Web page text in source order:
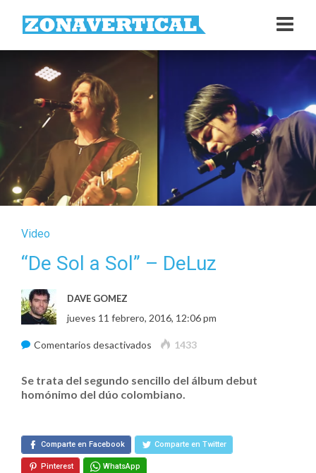
Video
“De Sol a Sol” – DeLuz
DAVE GOMEZ
jueves 11 febrero, 2016, 12:06 pm
Comentarios desactivados en
Sol
–
1433
Se trata del segundo sencillo del álbum debut
homónimo del dúo colombiano.
Comparte en Facebook Comparte en Twitter
Pinterest WhatsApp